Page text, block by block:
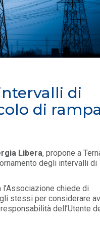
di
di rampa
Libera, propone a
degli intervalli di
chiede di
stessi per considerare
dell’Utente
POLICY
Misure transitorie
riduzione dei prezzi
dell’energi...
LEGGI DI PIÙ
Disposizioni funzionali al
riconoscimento del
straordinario volontari...
LEGGI DI PIÙ
Sezione degli annunci
della Bacheca PPA e ruolo
LEGGI DI PIÙ